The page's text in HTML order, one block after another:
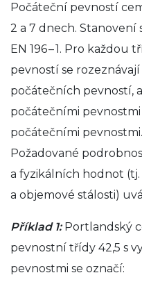
Počáteční pevností
2 a 7 dnech. Stanovení
EN 196 – 1. Pro
pevností se
počátečních pevností,
počátečními
počátečními
Požadované
a fyzikálních hodnot
a objemové stálosti)
Příklad 1:Portlandský
pevnostní třídy 42,5 s
pevnostmi se označí: